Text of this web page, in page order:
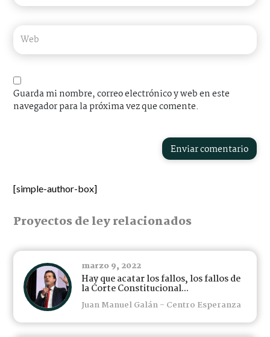
Guarda mi nombre, correo electrónico y web en este
navegador para la próxima vez que comente.
Enviar comentario
[simple-author-box]
Proyectos de ley relacionados
marzo 9, 2022
Hay que acatar los fallos, los fallos de
la Corte Constitucional...
Juan Manuel Galán - Centro Esperanza